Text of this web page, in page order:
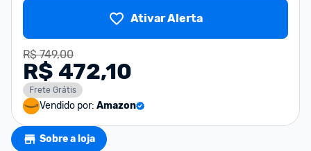
Ativar Alerta
R$ 749,00
R$ 472,10
Frete Grátis
Vendido por: Amazon
Sobre a loja